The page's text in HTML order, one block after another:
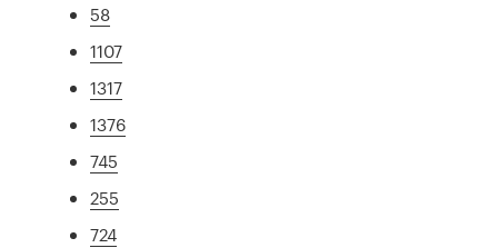
58
1107
1317
1376
745
255
724